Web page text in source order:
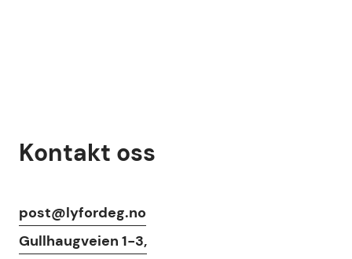
Kontakt oss
Kontaktinfo
post@lyfordeg.no
Gullhaugveien 1-3,